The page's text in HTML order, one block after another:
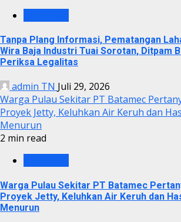
Tanpa Plang Informasi, Pematangan
Wira Baja Industri Tuai Sorotan, Ditpam
Periksa Legalitas
admin TN Juli 29, 2026
Warga Pulau Sekitar PT Batamec
Proyek Jetty, Keluhkan Air Keruh dan
Menurun
2 min read
Warga Pulau Sekitar PT Batamec
Proyek Jetty, Keluhkan Air Keruh dan
Menurun